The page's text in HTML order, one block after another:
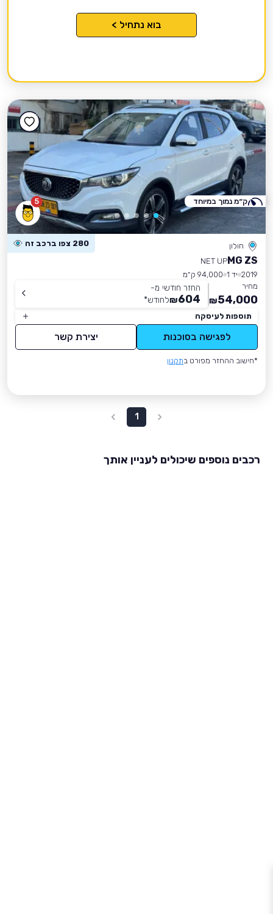
בוא נתחיל >
5
חולון 280 צפו ברכב זה
MG ZS
NET UP
2019 יד 1
94,000 ק״מ
מחיר
54,000
₪
החזר חודשי מ-
604
₪לחודש*
תוספות לעיסקה
לפגישה בסוכנות יצירת קשר
*חישוב ההחזר מפורט בתקנון
ק״מ נמוך במיוחד
1
רכבים נוספים שיכולים לעניין אותך